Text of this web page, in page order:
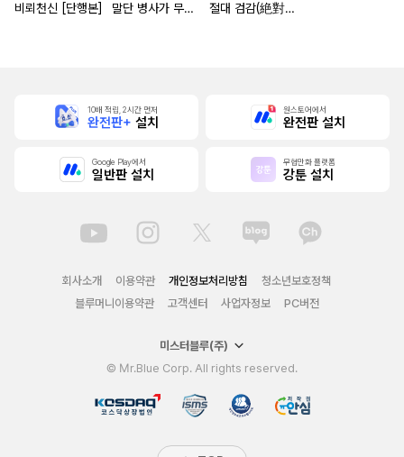
비뢰천신 [단행본]
말단 병사가 무공
절대 검감(絶對
10배 적립, 2시간 먼저
완전판+ 설치
원스토어에서
완전판 설치
Google Play에서
일반판 설치
무협만화 플랫폼
강툰 설치
회사소개 이용약관 개인정보처리방침
청소년보호정책
블루머니이용약관
고객센터 사업자정보 PC버전
미스터블루(주)
© Mr.Blue Corp. All rights reserved.